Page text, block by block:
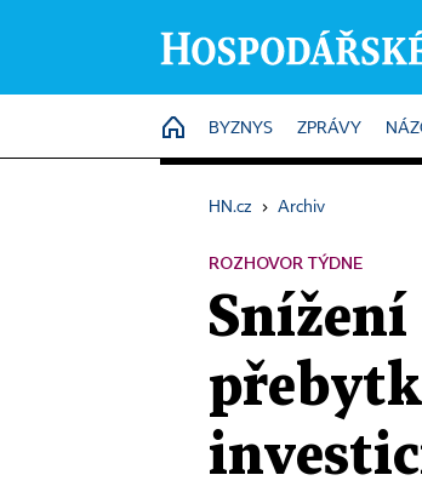
HOME
BYZNYS ZPRÁVY
HN.cz › Archiv
ROZHOVOR TÝDNE